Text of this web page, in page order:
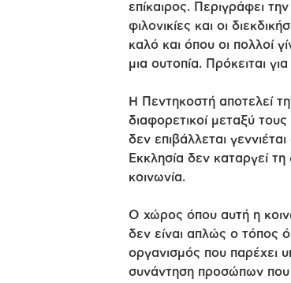
επίκαιρος. Περιγράφει
φιλονικίες και οι
καλό και όπου οι πολλοί
μια ουτοπία. Πρόκειται
Η Πεντηκοστή αποτελεί
διαφορετικοί μεταξύ
δεν επιβάλλεται
Εκκλησία δεν καταργεί
κοινωνία.
Ο χώρος όπου αυτή η
δεν είναι απλώς ο τόπος
οργανισμός που παρέχει
συνάντηση προσώπων που